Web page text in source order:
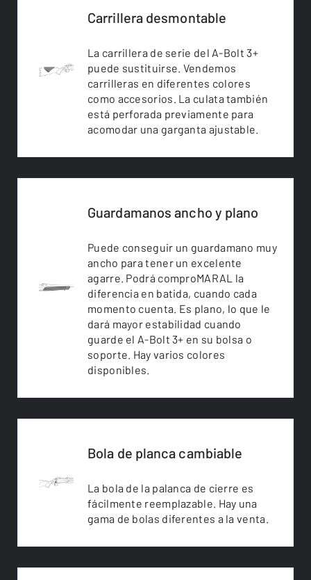
Carrillera desmontable
La carrillera de serie del A-Bolt 3+
puede sustituirse. Vendemos
carrilleras en diferentes colores
como accesorios. La culata también
está perforada previamente para
acomodar una garganta ajustable.
Guardamanos ancho y plano
Puede conseguir un guardamano muy
ancho para tener un excelente
agarre. Podrá comproMARAL la
diferencia en batida, cuando cada
momento cuenta. Es plano, lo que le
dará mayor estabilidad cuando
guarde el A-Bolt 3+ en su bolsa o
soporte. Hay varios colores
disponibles.
Bola de planca cambiable
La bola de la palanca de cierre es
fácilmente reemplazable. Hay una
gama de bolas diferentes a la venta.